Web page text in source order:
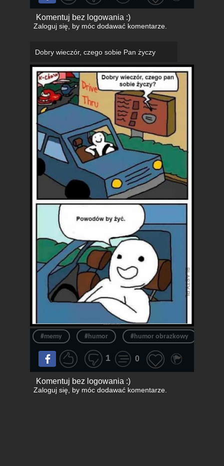
Komentuj bez logowania :)
Zaloguj się, by móc dodawać komentarze.
Dobry wieczór, czego sobie Pan życzy
#memy #humor #humor obrazkowy
1 0
Komentuj bez logowania :)
Zaloguj się, by móc dodawać komentarze.